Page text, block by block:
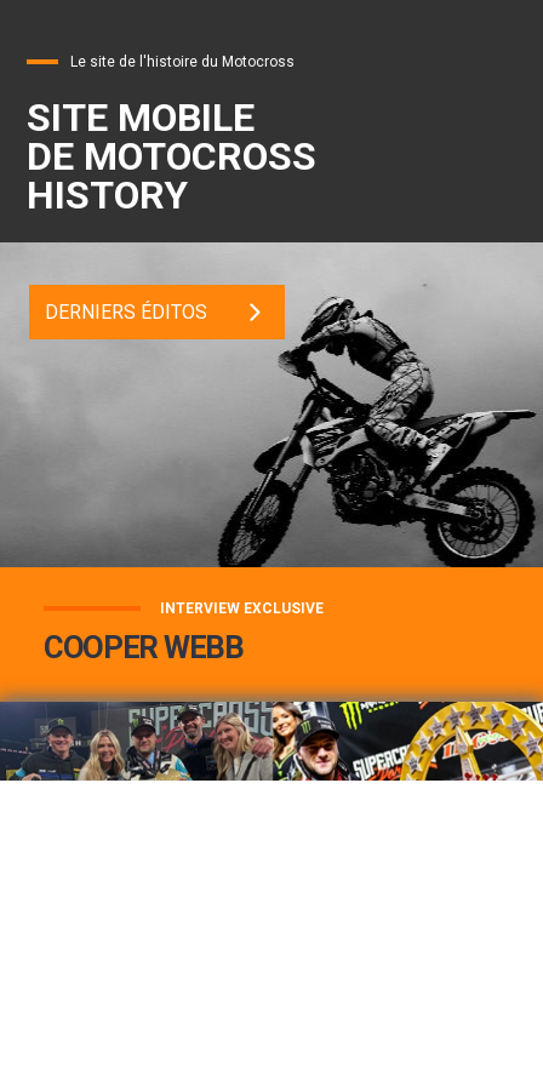
Le site de l'histoire du Motocross
SITE MOBILE
DE MOTOCROSS
HISTORY
DERNIERS ÉDITOS
INTERVIEW EXCLUSIVE
COOPER WEBB